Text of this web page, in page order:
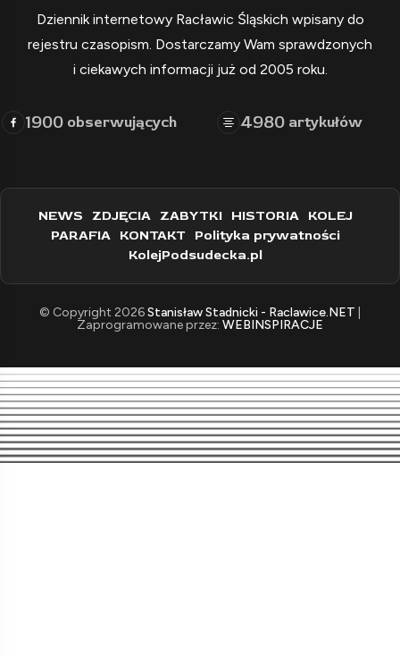
Dziennik internetowy Racławic Śląskich wpisany do
rejestru czasopism. Dostarczamy Wam sprawdzonych
i ciekawych informacji już od 2005 roku.
1900 obserwujących 4980 artykułów
NEWS ZDJĘCIA ZABYTKI HISTORIA KOLEJ
PARAFIA KONTAKT Polityka prywatności
KolejPodsudecka.pl
© Copyright 2026Stanisław Stadnicki - Raclawice.NET
Zaprogramowane przez: WEBINSPIRACJE